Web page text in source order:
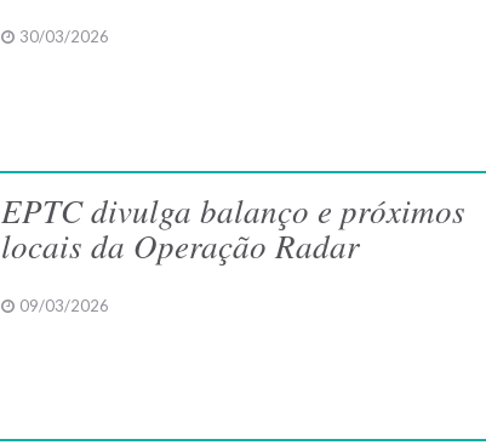
30/03/2026
EPTC divulga balanço e próximos
locais da Operação Radar
09/03/2026